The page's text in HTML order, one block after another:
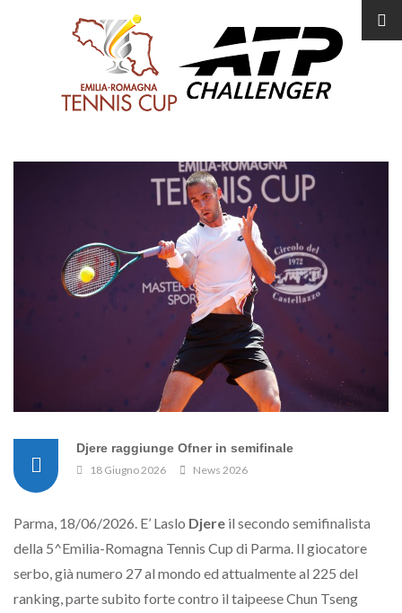
Djere raggiunge Ofner in semifinale
18 Giugno 2026 News 2026
Parma, 18/06/2026. E’ Laslo Djere il secondo semifinalista
della 5^Emilia-Romagna Tennis Cup di Parma. Il giocatore
serbo, già numero 27 al mondo ed attualmente al 225 del
ranking, parte subito forte contro il taipeese Chun Tseng